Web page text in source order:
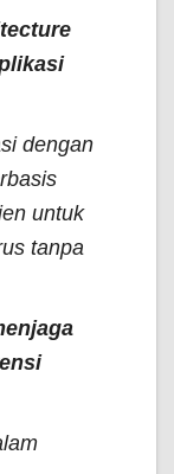
dengan
untuk
tanpa